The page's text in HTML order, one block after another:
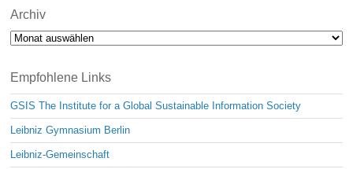
Archiv
Archiv
Empfohlene Links
GSIS The Institute for a Global Sustainable Information Society
Leibniz Gymnasium Berlin
Leibniz-Gemeinschaft